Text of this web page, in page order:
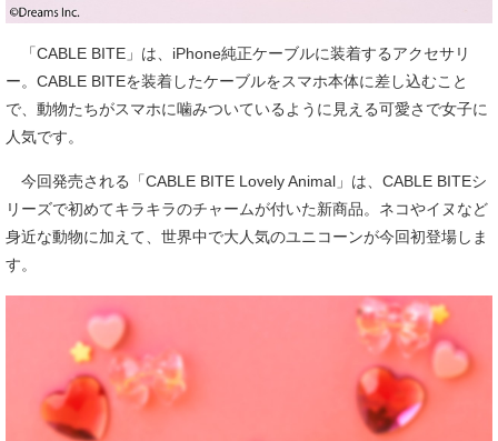
「CABLE BITE」は、iPhone純正ケーブルに装着するアクセサリ
ー。CABLE BITEを装着したケーブルをスマホ本体に差し込むこと
で、動物たちがスマホに噛みついているように見える可愛さで女子に
人気です。
今回発売される「CABLE BITE Lovely Animal」は、CABLE BITEシ
リーズで初めてキラキラのチャームが付いた新商品。ネコやイヌなど
身近な動物に加えて、世界中で大人気のユニコーンが今回初登場しま
す。